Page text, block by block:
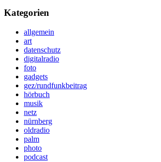
Kategorien
allgemein
art
datenschutz
digitalradio
foto
gadgets
gez/rundfunkbeitrag
hörbuch
musik
netz
nürnberg
oldradio
palm
photo
podcast